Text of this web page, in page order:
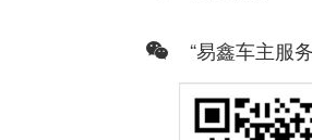
“易鑫车主服